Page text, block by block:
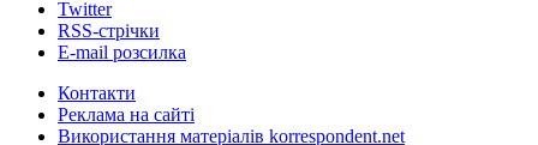
Twitter
RSS-стрічки
E-mail розсилка
Контакти
Реклама на сайті
Використання матеріалів korrespondent.net